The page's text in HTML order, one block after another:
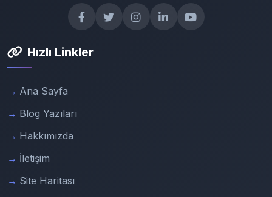
Hızlı Linkler
Ana Sayfa
Blog Yazıları
Hakkımızda
İletişim
Site Haritası